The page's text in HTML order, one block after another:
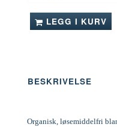
LEGG I KURV
BESKRIVELSE
Organisk, løsemiddelfri